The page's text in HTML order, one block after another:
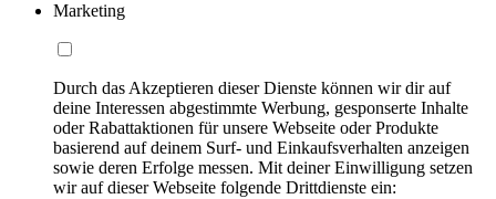
Marketing
Durch das Akzeptieren dieser Dienste können wir dir auf
deine Interessen abgestimmte Werbung, gesponserte Inhalte
oder Rabattaktionen für unsere Webseite oder Produkte
basierend auf deinem Surf- und Einkaufsverhalten anzeigen
sowie deren Erfolge messen. Mit deiner Einwilligung setzen
wir auf dieser Webseite folgende Drittdienste ein: